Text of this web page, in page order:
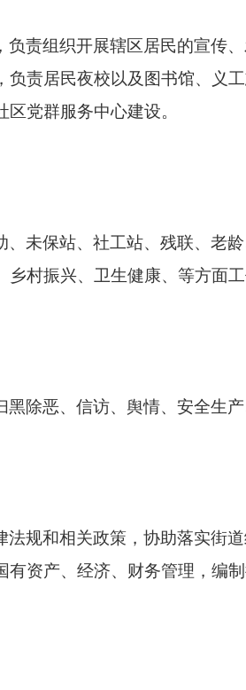
责组织开展辖区居民的宣传
责居民夜校以及图书馆、义
党群服务中心建设。
未保站、社工站、残联、老
村振兴、卫生健康、等方面工
除恶、信访、舆情、安全生产
规和相关政策，协助落实街
资产、经济、财务管理，编